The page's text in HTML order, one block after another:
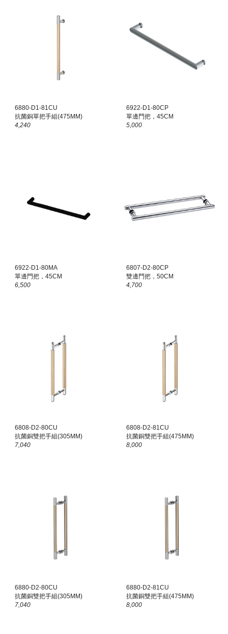
6880-D1-81CU
抗菌銅單把手組(475MM)
4,240
6922-D1-80CP
單邊門把，45CM
5,000
6922-D1-80MA
單邊門把，45CM
6,500
6807-D2-80CP
雙邊門把，50CM
4,700
6808-D2-80CU
抗菌銅雙把手組(305MM)
7,040
6808-D2-81CU
抗菌銅雙把手組(475MM)
8,000
6880-D2-80CU
抗菌銅雙把手組(305MM)
7,040
6880-D2-81CU
抗菌銅雙把手組(475MM)
8,000